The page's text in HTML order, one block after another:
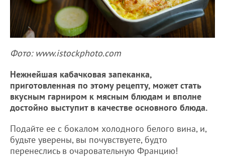
Фото: www.istockphoto.com
Нежнейшая кабачковая запеканка,
приготовленная по этому рецепту, может стать
вкусным гарниром к мясным блюдам и вполне
достойно выступит в качестве основного блюда.
Подайте ее с бокалом холодного белого вина, и,
будьте уверены, вы почувствуете, будто
перенеслись в очаровательную Францию!